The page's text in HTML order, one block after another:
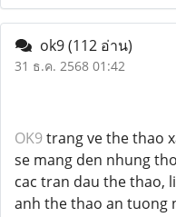
ok9(112 อ่าน)
31 ธ.ค. 2568 01:42
OK9trang ve the thao
se mang den nhung
cac tran dau the thao,
anh the thao an tuong